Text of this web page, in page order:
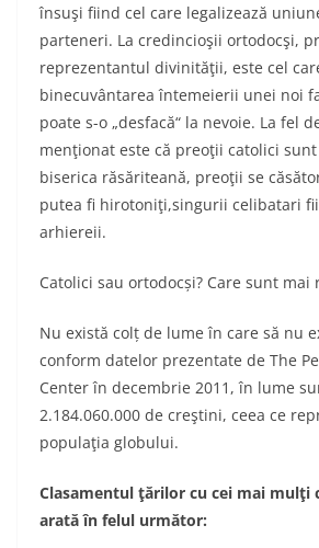
însuşi fiind cel care legalizează
parteneri. La credincioşii ortodocşi,
reprezentantul divinităţii, este cel
binecuvântarea întemeierii unei noi
poate s-o „desfacă“ la nevoie. La fel
menţionat este că preoţii catolici
biserica răsăriteană, preoţii se
putea fi hirotoniţi,singurii celibatari
arhiereii.
Catolici sau ortodocși? Care sunt
Nu există colț de lume în care să nu
conform datelor prezentate de The
Center în decembrie 2011, în lume
2.184.060.000 de creştini, ceea ce
populaţia globului.
Clasamentul ţărilor cu cei mai mulţi
arată în felul următor: